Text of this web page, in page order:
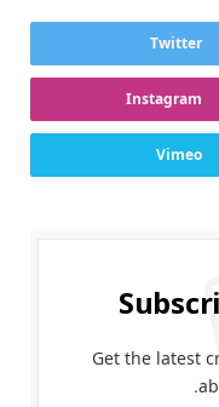
Twitter
Instagram
Vimeo
Get the latest